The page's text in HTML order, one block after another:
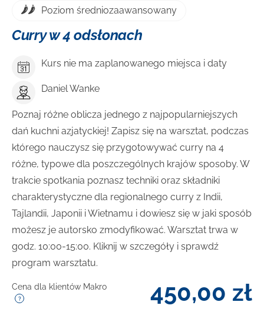
Poziom średniozaawansowany
Curry w 4 odsłonach
Kurs nie ma zaplanowanego miejsca i daty
Daniel Wanke
Poznaj różne oblicza jednego z najpopularniejszych
dań kuchni azjatyckiej! Zapisz się na warsztat, podczas
którego nauczysz się przygotowywać curry na 4
różne, typowe dla poszczególnych krajów sposoby. W
trakcie spotkania poznasz techniki oraz składniki
charakterystyczne dla regionalnego curry z Indii,
Tajlandii, Japonii i Wietnamu i dowiesz się w jaki sposób
możesz je autorsko zmodyfikować. Warsztat trwa w
godz. 10:00-15:00. Kliknij w szczegóły i sprawdź
program warsztatu.
Cena dla klientów Makro 450,00 zł